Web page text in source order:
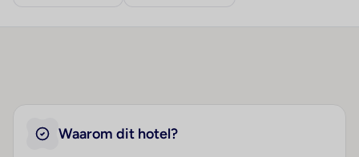
Waarom dit hotel?